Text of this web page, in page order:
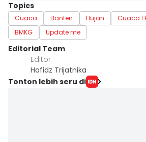
Topics
Cuaca Banten Hujan Cuaca
BMKG
Update me
Editorial Team
Editor
Hafidz Trijatnika
Tonton lebih seru di